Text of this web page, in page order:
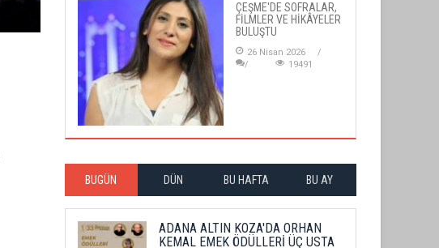
ÇEŞME'DE SOFRALAR,
FİLMLER VE HİKÂYELER
BULUŞTU
26 Nisan 2026
19491
BUGÜN DÜN BU HAFTA BU AY
ADANA ALTIN KOZA'DA ORHAN
KEMAL EMEK ÖDÜLLERİ ÜÇ USTA